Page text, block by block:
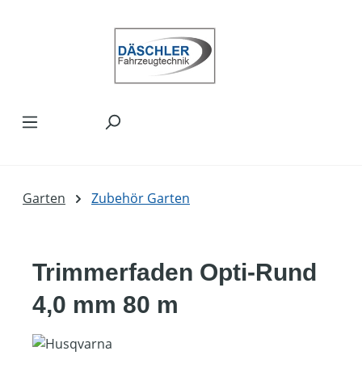
Garten Zubehör Garten
Trimmerfaden Opti-Rund
4,0 mm 80 m